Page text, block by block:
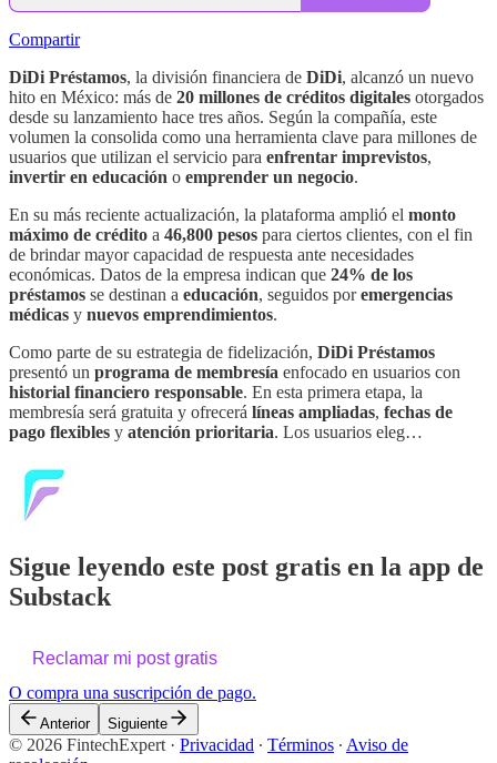
Compartir
DiDi Préstamos, la división financiera de DiDi, alcanzó un nuevo
hito en México: más de 20 millones de créditos digitales otorgados
desde su lanzamiento hace tres años. Según la compañía, este
volumen la consolida como una herramienta clave para millones de
usuarios que utilizan el servicio para enfrentar imprevistos,
invertir en educación o emprender un negocio.
En su más reciente actualización, la plataforma amplió el monto
máximo de crédito a 46,800 pesos para ciertos clientes, con el fin
de brindar mayor capacidad de respuesta ante necesidades
económicas. Datos de la empresa indican que 24% de los
préstamos se destinan a educación, seguidos poremergencias
médicas y nuevos emprendimientos.
Como parte de su estrategia de fidelización, DiDi Préstamos
presentó un programa de membresía enfocado en usuarios con
historial financiero responsable. En esta primera etapa, la
membresía será gratuita y ofrecerá líneas ampliadas, fechas de
pago flexibles y atención prioritaria. Los usuarios eleg…
Sigue leyendo este post gratis en la app de
Substack
Reclamar mi post gratis
O compra una suscripción de pago.
Anterior Siguiente
© 2026 FintechExpert · Privacidad ∙ Términos ∙ Aviso de